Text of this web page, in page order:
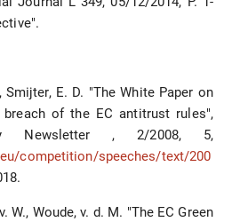
Smijter, E. D. "The White Paper on
of the EC antitrust rules",
Newsletter , 2/2008, 5,
competition/speeches/text/200
W., Woude, v. d. M. "The EC Green